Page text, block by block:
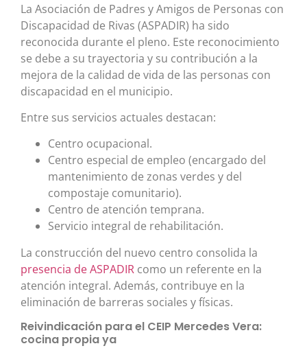
La Asociación de Padres y Amigos de Personas con
Discapacidad de Rivas (ASPADIR) ha sido
reconocida durante el pleno. Este reconocimiento
se debe a su trayectoria y su contribución a la
mejora de la calidad de vida de las personas con
discapacidad en el municipio.
Entre sus servicios actuales destacan:
Centro ocupacional.
Centro especial de empleo (encargado del
mantenimiento de zonas verdes y del
compostaje comunitario).
Centro de atención temprana.
Servicio integral de rehabilitación.
La construcción del nuevo centro consolida la
presencia de ASPADIR como un referente en la
atención integral. Además, contribuye en la
eliminación de barreras sociales y físicas.
Reivindicación para el CEIP Mercedes Vera:
cocina propia ya